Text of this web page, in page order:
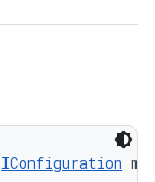
IConfiguration